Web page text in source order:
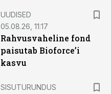
UUDISED
05.08.26, 11:17
Rahvusvaheline fond
paisutab Bioforce’i
kasvu
SISUTURUNDUS